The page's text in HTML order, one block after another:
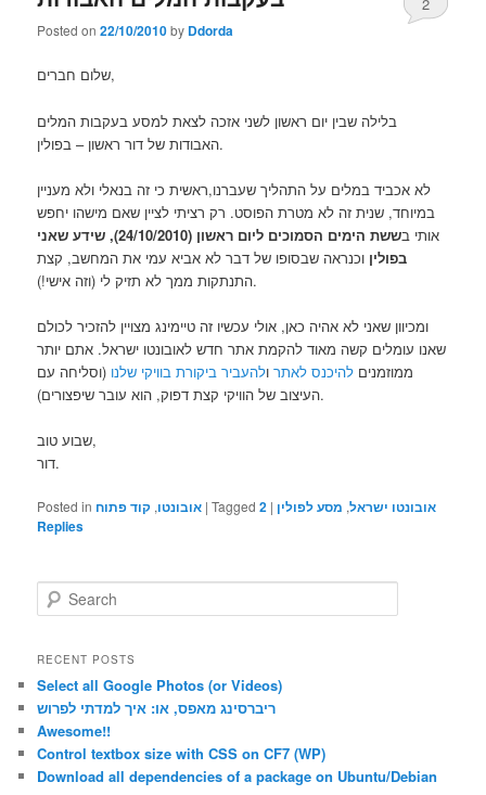
Posted on22/10/2010by Ddorda
2
שלום חברים,
בלילה שבין יום ראשון לשני אזכה לצאת למסע בעקבות המלים
האבודות של דור ראשון – בפולין.
לא אכביד במלים על התהליך שעברנו,ראשית כי זה בנאלי ולא מעניין
במיוחד, שנית זה לא מטרת הפוסט. רק רציתי לציין שאם מישהו יחפש
אותי ב
ששת הימים הסמוכים ליום ראשון (24/10/2010), שידע שאני
בפולין וכנראה שבסופו של דבר לא אביא עמי את המחשב, קצת
התנתקות ממך לא תזיק לי (וזה אישי!).
ומכיוון שאני לא אהיה כאן, אולי עכשיו זה טיימינג מצויין להזכיר לכולם
שאנו עומלים קשה מאוד להקמת אתר חדש לאובונטו ישראל. אתם יותר
ממוזמנים להיכנס לאתרולהעביר ביקורת בוויקי שלנו (וסליחה עם
העיצוב של הוויקי קצת דפוק, הוא עובר שיפצורים).
שבוע טוב,
דור.
Posted in אובונטו, קוד פתוח |Tagged אובונטו ישראל, מסע לפולין |
2
Replies
e
r
h
RECENT POSTS
Select all Google Photos (or Videos)
ריברסינג מאפס, או: איך למדתי לפרוש
Awesome!!
Control textbox size with CSS on CF7 (WP)
Download all dependencies of a package on Ubuntu/Debian